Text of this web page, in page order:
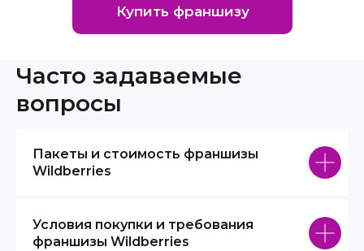
Купить франшизу
Часто задаваемые
вопросы
Пакеты и стоимость франшизы
Wildberries
Условия покупки и требования
франшизы Wildberries